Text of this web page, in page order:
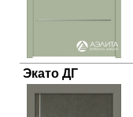
Экато ДГ